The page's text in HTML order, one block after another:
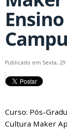
Publicado em Sexta,
Curso: Pós-
Cultura Maker